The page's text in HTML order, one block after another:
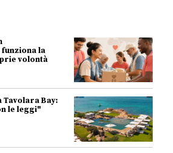
funziona la
volontà
Tavolara Bay:
le leggi"